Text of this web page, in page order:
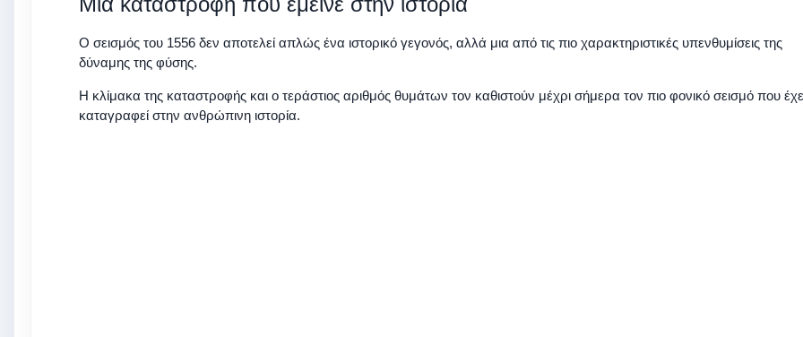
Μια καταστροφή που έμεινε στην ιστορία
Ο σεισμός του 1556 δεν αποτελεί απλώς ένα ιστορικό γεγονός, αλλά μια από τις πιο χαρακτηριστικές υπενθυμίσεις της
δύναμης της φύσης.
Η κλίμακα της καταστροφής και ο τεράστιος αριθμός θυμάτων τον καθιστούν μέχρι σήμερα τον πιο φονικό σεισμό που
καταγραφεί στην ανθρώπινη ιστορία.